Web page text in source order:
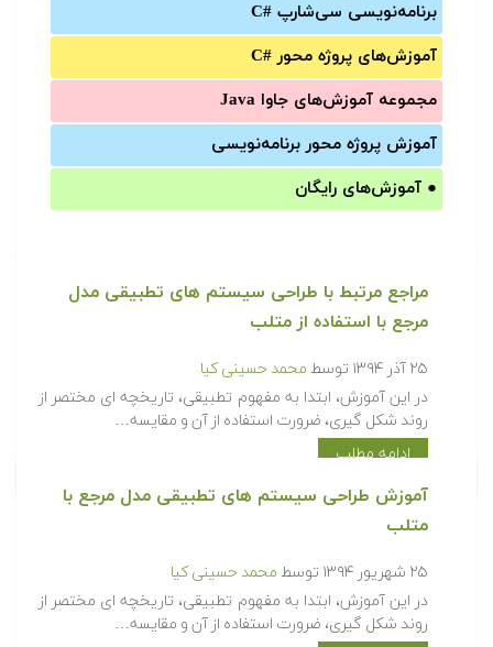
برنامه‌‌نویسی سی‌شارپ C#‎
آموزش‌های پروژه محور #C
مجموعه آموزش‌های جاوا Java
آموزش‌ پروژه محور برنامه‌نویسی
● آموزش‌های رایگان
مراجع مرتبط با طراحی سیستم های تطبیقی مدل
مرجع با استفاده از متلب‎
۲۵ آذر ۱۳۹۴ توسط محمد حسینی کیا
در این آموزش، ابتدا به مفهوم تطبیقی، تاریخچه ای مختصر از
روند شکل گیری، ضرورت استفاده از آن و مقایسه…
ادامه مطلب
آموزش طراحی سیستم های تطبیقی مدل مرجع با
متلب
۲۵ شهریور ۱۳۹۴ توسط محمد حسینی کیا
در این آموزش، ابتدا به مفهوم تطبیقی، تاریخچه ای مختصر از
روند شکل گیری، ضرورت استفاده از آن و مقایسه…